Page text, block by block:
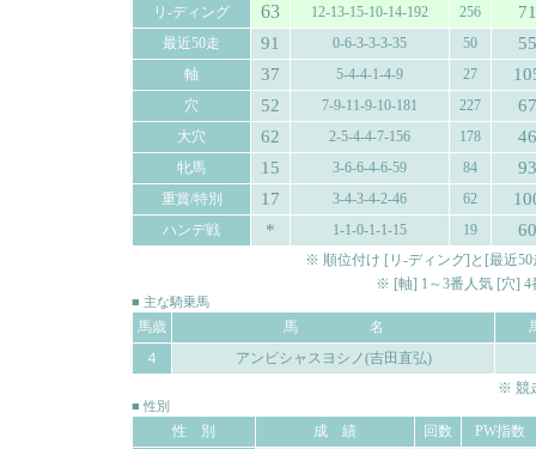
リ-ディング
63 12-13-15-10-14-192 256 71
最近50走 91 0-6-3-3-3-35 50 55
軸 37 5-4-4-1-4-9 27
穴 52 7-9-11-9-10-181 227 67
大穴 62 2-5-4-4-7-156 178 46
牝馬 15 3-6-6-4-6-59 84 93
重賞/特別 17 3-4-3-4-2-46 62
ハンデ戦 * 1-1-0-1-1-15 19 60
※ 順位付け [リ-ディング]と[最近
※ [軸] 1～3番人気 [穴] 4
■ 主な騎乗馬
馬歳 馬 名
４
アンビシャスヨシノ(吉田直弘)
※ 競
■ 性別
性 別 成 績 回数
PW指数